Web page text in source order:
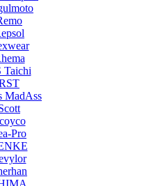
Taichi
MadAss
Pro